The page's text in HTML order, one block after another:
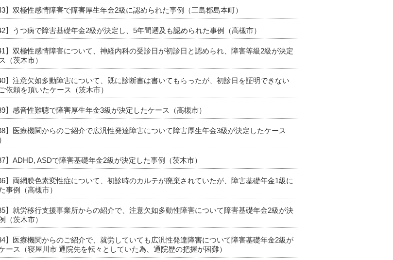
】双極性感情障害で障害厚生年金2級に認められた事例（三島郡島本町）
】うつ病で障害基礎年金2級が決定し、5年間遡及も認められた事例（高槻市）
】双極性感情障害について、神経内科の受診日が初診日と認められ、障害等級2級が決定
（茨木市）
】注意欠如多動障害について、既に診断書は書いてもらったが、初診日を証明できない
依頼を頂いたケース（茨木市）
】感音性難聴で障害厚生年金3級が決定したケース（高槻市）
】医療機関からのご紹介で広汎性発達障害について障害厚生年金3級が決定したケース
】ADHD, ASDで障害基礎年金2級が決定した事例（茨木市）
】両網膜色素変性症について、初診時のカルテが廃棄されていたが、障害基礎年金1級に
事例（高槻市）
】就労移行支援事業所からの紹介で、注意欠如多動性障害について障害基礎年金2級が決
（茨木市）
】医療機関からのご紹介で、就労していても広汎性発達障害について障害基礎年金2級が
ース（寝屋川市 通院先を転々としていた為、通院歴の把握が困難）